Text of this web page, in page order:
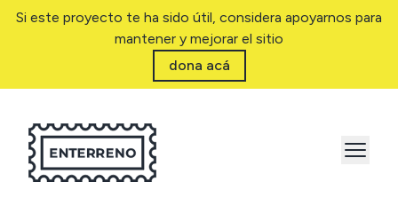
Si este proyecto te ha sido útil, considera apoyarnos para
mantener y mejorar el sitio
dona acá